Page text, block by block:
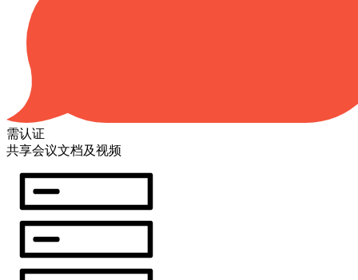
需认证
共享会议文档及视频